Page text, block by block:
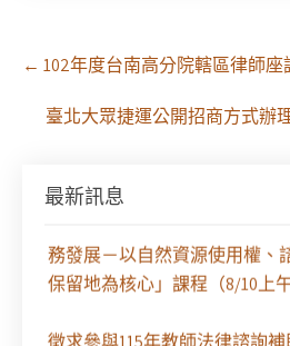
Post
navigation
← 102年度台南高分院轄區律師
臺北大眾捷運公開招商方式辦
最新訊息
【課程報名】全律會與台北律
務發展－以自然資源使用權、
保留地為核心」課程（8/10上
徵求參與115年教師法律諮詢